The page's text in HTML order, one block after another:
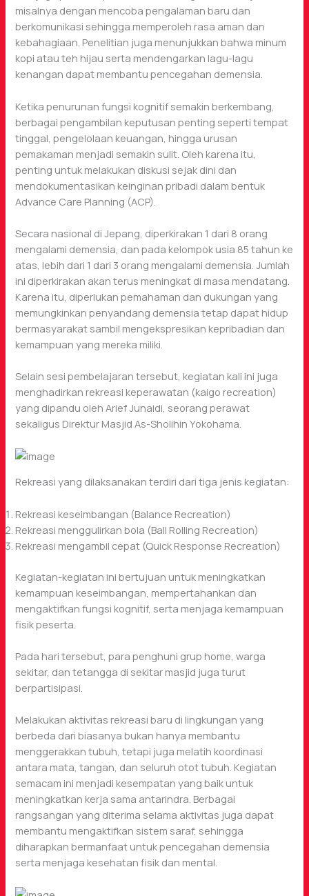
misalnya dengan mencoba pengalaman baru dan
berkomunikasi sehingga memperoleh rasa aman dan
kebahagiaan. Penelitian juga menunjukkan bahwa minum
kopi atau teh hijau serta mendengarkan lagu-lagu
kenangan dapat membantu pencegahan demensia.
Ketika penurunan fungsi kognitif semakin berkembang,
berbagai pengambilan keputusan penting seperti tempat
tinggal, pengelolaan keuangan, hingga urusan
pemakaman menjadi semakin sulit. Oleh karena itu,
penting untuk melakukan diskusi sejak dini dan
mendokumentasikan keinginan pribadi dalam bentuk
Advance Care Planning (ACP).
Secara nasional di Jepang, diperkirakan 1 dari 8 orang
mengalami demensia, dan pada kelompok usia 85 tahun ke
atas, lebih dari 1 dari 3 orang mengalami demensia. Jumlah
ini diperkirakan akan terus meningkat di masa mendatang.
Karena itu, diperlukan pemahaman dan dukungan yang
memungkinkan penyandang demensia tetap dapat hidup
bermasyarakat sambil mengekspresikan kepribadian dan
kemampuan yang mereka miliki.
Selain sesi pembelajaran tersebut, kegiatan kali ini juga
menghadirkan rekreasi keperawatan (kaigo recreation)
yang dipandu oleh Arief Junaidi, seorang perawat
sekaligus Direktur Masjid As-Sholihin Yokohama.
Rekreasi yang dilaksanakan terdiri dari tiga jenis kegiatan:
Rekreasi keseimbangan (Balance Recreation)
Rekreasi menggulirkan bola (Ball Rolling Recreation)
Rekreasi mengambil cepat (Quick Response Recreation)
Kegiatan-kegiatan ini bertujuan untuk meningkatkan
kemampuan keseimbangan, mempertahankan dan
mengaktifkan fungsi kognitif, serta menjaga kemampuan
fisik peserta.
Pada hari tersebut, para penghuni grup home, warga
sekitar, dan tetangga di sekitar masjid juga turut
berpartisipasi.
Melakukan aktivitas rekreasi baru di lingkungan yang
berbeda dari biasanya bukan hanya membantu
menggerakkan tubuh, tetapi juga melatih koordinasi
antara mata, tangan, dan seluruh otot tubuh. Kegiatan
semacam ini menjadi kesempatan yang baik untuk
meningkatkan kerja sama antarindra. Berbagai
rangsangan yang diterima selama aktivitas juga dapat
membantu mengaktifkan sistem saraf, sehingga
diharapkan bermanfaat untuk pencegahan demensia
serta menjaga kesehatan fisik dan mental.